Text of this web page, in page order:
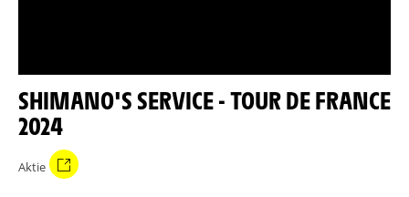
SHIMANO'S SERVICE - TOUR DE FRANCE
2024
Aktie